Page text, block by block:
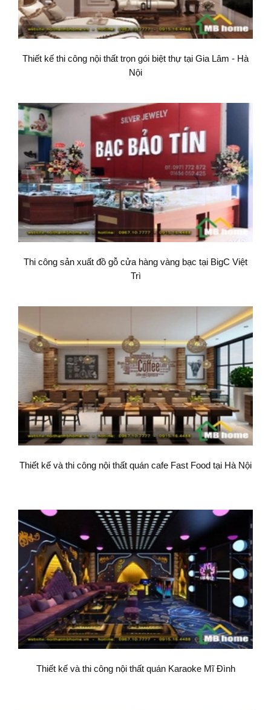
Thiết kế thi công nội thất trọn gói biệt thự tại Gia Lâm - Hà
Nội
Thi công sản xuất đồ gỗ cửa hàng vàng bạc tại BigC Việt
Trì
Thiết kế và thi công nội thất quán cafe Fast Food tại Hà Nội
Thiết kế và thi công nội thất quán Karaoke Mĩ Đình